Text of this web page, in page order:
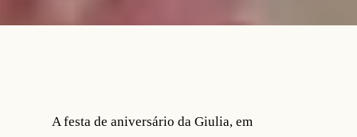
A festa de aniversário da Giulia, em